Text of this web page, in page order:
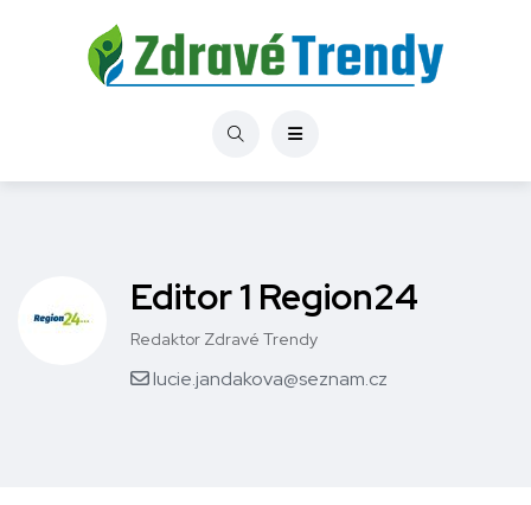
Editor 1 Region24
Redaktor Zdravé Trendy
lucie.jandakova@seznam.cz